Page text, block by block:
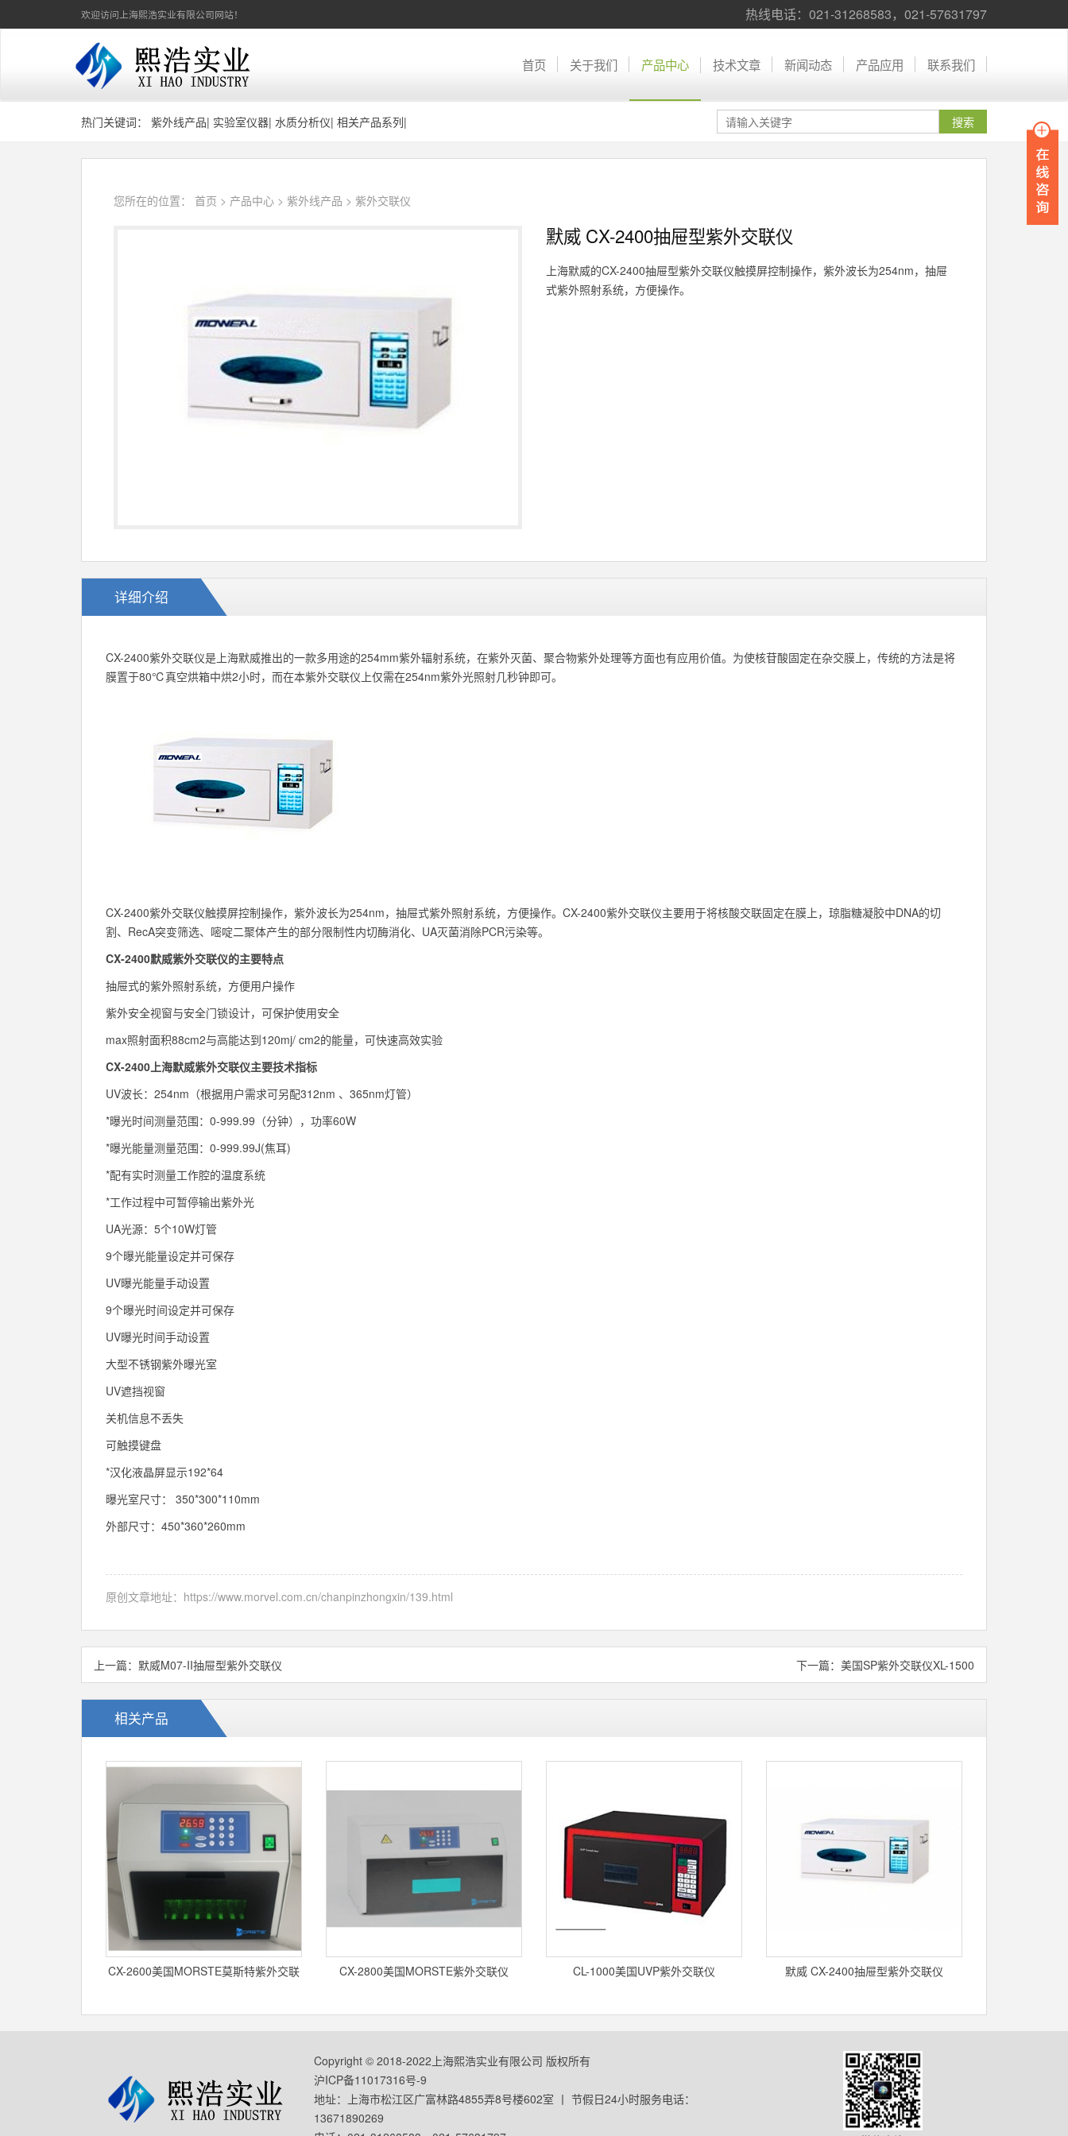
欢迎访问上海熙浩实业有限公司网站！ 热线电话：021-31268583，021-57631797
首页 关于我们 产品中心 技术文章 新闻动态 产品应用 联系我们
热门关键词： 紫外线产品| 实验室仪器| 水质分析仪| 相关产品系列|
您所在的位置： 首页 > 产品中心 > 紫外线产品 > 紫外交联仪
默威 CX-2400抽屉型紫外交联仪
上海默威的CX-2400抽屉型紫外交联仪触摸屏控制操作，紫外波长为254nm，抽屉
式紫外照射系统，方便操作。
详细介绍
CX-2400紫外交联仪是上海默威推出的一款多用途的254mm紫外辐射系统，在紫外灭菌、聚合物紫外处理等方面也有应用价值。为使核苷酸固定在杂交膜上，传统的方法是将
膜置于80℃真空烘箱中烘2小时，而在本紫外交联仪上仅需在254nm紫外光照射几秒钟即可。
CX-2400紫外交联仪触摸屏控制操作，紫外波长为254nm，抽屉式紫外照射系统，方便操作。CX-2400紫外交联仪主要用于将核酸交联固定在膜上，琼脂糖凝胶中DNA的切
割、RecA突变筛选、嘧啶二聚体产生的部分限制性内切酶消化、UA灭菌消除PCR污染等。
CX-2400默威紫外交联仪的主要特点
抽屉式的紫外照射系统，方便用户操作
紫外安全视窗与安全门锁设计，可保护使用安全
max照射面积88cm2与高能达到120mj/ cm2的能量，可快速高效实验
CX-2400上海默威紫外交联仪主要技术指标
UV波长：254nm（根据用户需求可另配312nm 、365nm灯管）
*曝光时间测量范围：0-999.99（分钟），功率60W
*曝光能量测量范围：0-999.99J(焦耳)
*配有实时测量工作腔的温度系统
*工作过程中可暂停输出紫外光
UA光源：5个10W灯管
9个曝光能量设定并可保存
UV曝光能量手动设置
9个曝光时间设定并可保存
UV曝光时间手动设置
大型不锈钢紫外曝光室
UV遮挡视窗
关机信息不丢失
可触摸键盘
*汉化液晶屏显示192*64
曝光室尺寸： 350*300*110mm
外部尺寸：450*360*260mm
原创文章地址： https://www.morvel.com.cn/chanpinzhongxin/139.html
上一篇： 默威M07-II抽屉型紫外交联仪 下一篇： 美国SP紫外交联仪XL-1500
相关产品
CX-2600美国MORSTE莫斯特紫外交联
CX-2800美国MORSTE紫外交联仪 CL-1000美国UVP紫外交联仪 默威 CX-2400抽屉型紫外交联仪
Copyright © 2018-2022上海熙浩实业有限公司 版权所有
沪ICP备11017316号-9
地址：上海市松江区广富林路4855弄8号楼602室 丨 节假日24小时服务电话：
13671890269